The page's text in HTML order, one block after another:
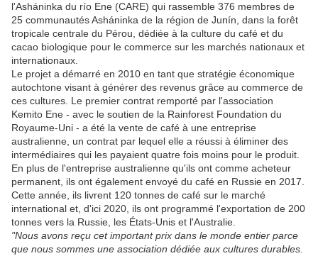
l'Asháninka du río Ene (CARE) qui rassemble 376 membres de
25 communautés Asháninka de la région de Junín, dans la forêt
tropicale centrale du Pérou, dédiée à la culture du café et du
cacao biologique pour le commerce sur les marchés nationaux et
internationaux.
Le projet a démarré en 2010 en tant que stratégie économique
autochtone visant à générer des revenus grâce au commerce de
ces cultures. Le premier contrat remporté par l'association
Kemito Ene - avec le soutien de la Rainforest Foundation du
Royaume-Uni - a été la vente de café à une entreprise
australienne, un contrat par lequel elle a réussi à éliminer des
intermédiaires qui les payaient quatre fois moins pour le produit.
En plus de l'entreprise australienne qu'ils ont comme acheteur
permanent, ils ont également envoyé du café en Russie en 2017.
Cette année, ils livrent 120 tonnes de café sur le marché
international et, d'ici 2020, ils ont programmé l'exportation de 200
tonnes vers la Russie, les États-Unis et l'Australie.
"Nous avons reçu cet important prix dans le monde entier parce
que nous sommes une association dédiée aux cultures durables.